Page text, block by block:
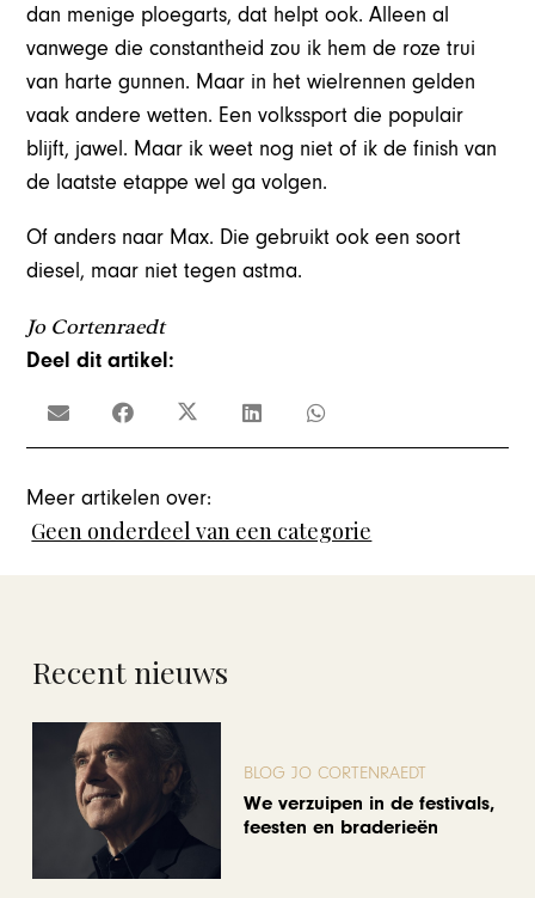
dan menige ploegarts, dat helpt ook. Alleen al
vanwege die constantheid zou ik hem de roze trui
van harte gunnen. Maar in het wielrennen gelden
vaak andere wetten. Een volkssport die populair
blijft, jawel. Maar ik weet nog niet of ik de finish van
de laatste etappe wel ga volgen.
Of anders naar Max. Die gebruikt ook een soort
diesel, maar niet tegen astma.
Jo Cortenraedt
Deel dit artikel:
Meer artikelen over:
Geen onderdeel van een categorie
Recent nieuws
BLOG JO CORTENRAEDT
We verzuipen in de festivals,
feesten en braderieën